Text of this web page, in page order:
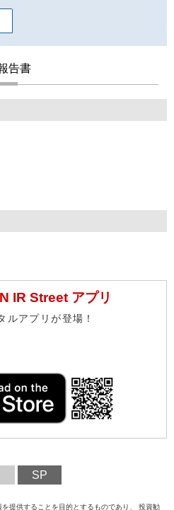
告書
IR Street アプリ
ルアプリが登場！
SP
提供することを目的とするものであり、 投資勧